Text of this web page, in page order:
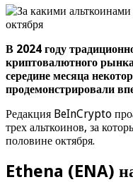
В 2024 году
криптовалютного
середине месяца
продемонстрировали
Редакция BeInCrypto
трех альткоинов, за
половине октября.
Ethena (ENA)